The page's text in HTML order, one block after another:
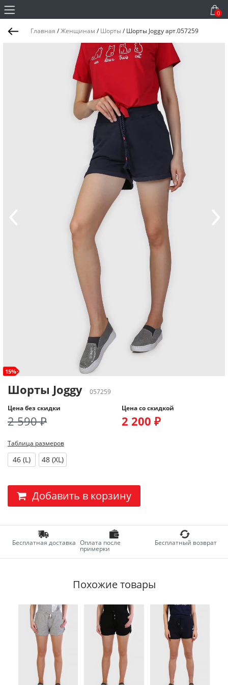
0
Главная /Женщинам / Шорты/ Шорты Joggy арт.057259
15%
Шорты Joggy
057259
Цена без скидки
2 590 ₽
Цена со скидкой
2 200 ₽
Таблица размеров
46 (L) 48 (XL)
Добавить в корзину
Бесплатная доставка Оплата после
примерки
Бесплатный возврат
Похожие товары